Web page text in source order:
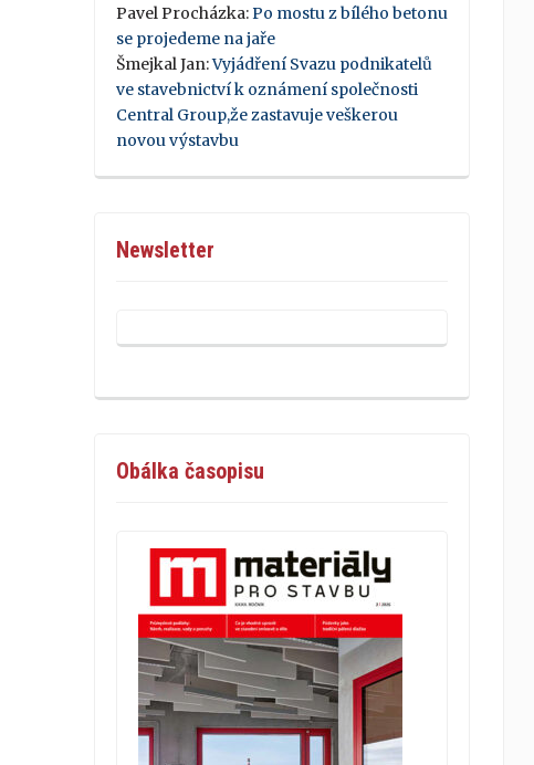
Pavel Procházka:Po mostu z bílého betonu
se projedeme na jaře
Šmejkal Jan:Vyjádření Svazu podnikatelů
ve stavebnictví k oznámení společnosti
Central Group,že zastavuje veškerou
novou výstavbu
Newsletter
Obálka časopisu